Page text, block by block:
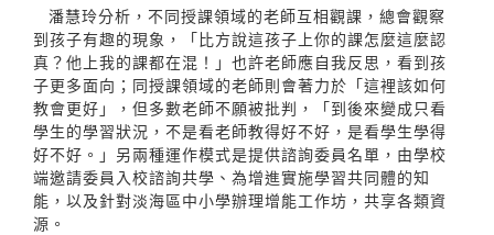
潘慧玲分析，不同授課領域的老師互相觀課，總會觀察
到孩子有趣的現象，「比方說這孩子上你的課怎麼這麼認
真？他上我的課都在混！」也許老師應自我反思，看到孩
子更多面向；同授課領域的老師則會著力於「這裡該如何
教會更好」，但多數老師不願被批判，「到後來變成只看
學生的學習狀況，不是看老師教得好不好，是看學生學得
好不好。」另兩種運作模式是提供諮詢委員名單，由學校
端邀請委員入校諮詢共學、為增進實施學習共同體的知
能，以及針對淡海區中小學辦理增能工作坊，共享各類資
源。